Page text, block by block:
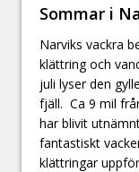
Sommar i
Narviks vackra
klättring och
juli lyser den
fjäll. Ca 9 mil
har blivit
fantastiskt
klättringar